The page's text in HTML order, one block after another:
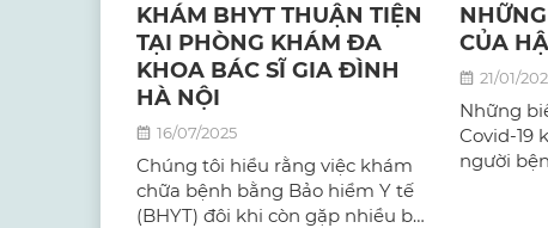
KHÁM BHYT THUẬN TIỆN
TẠI PHÒNG KHÁM ĐA
KHOA BÁC SĨ GIA ĐÌNH
HÀ NỘI
16/07/2025
Chúng tôi hiểu rằng việc khám
chữa bệnh bằng Bảo hiểm Y tế
(BHYT) đôi khi còn gặp nhiều bỡ
CỦA
21/01/
Những
Covid-19
người